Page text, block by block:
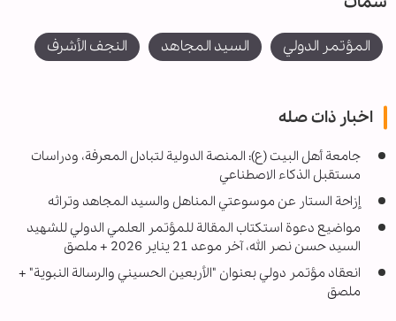
المؤتمر الدولي السيد المجاهد النجف الأشرف
اخبار ذات صله
جامعة أهل البيت (ع): المنصة الدولية لتبادل المعرفة، ودراسات
مستقبل الذكاء الاصطناعي
إزاحة الستار عن موسوعتي المناهل والسيد المجاهد وتراثه
مواضيع دعوة استكتاب المقالة للمؤتمر العلمي الدولي للشهيد
السيد حسن نصر الله، آخر موعد 21 يناير 2026 + ملصق
انعقاد مؤتمر دولي بعنوان "الأربعين الحسيني والرسالة النبوية" +
ملصق